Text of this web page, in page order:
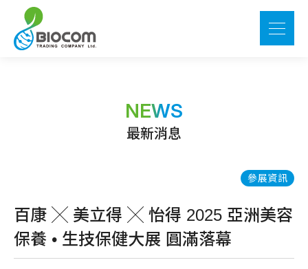
NEWS
最新消息
參展資訊
百康 ╳ 美立得 ╳ 怡得 2025 亞洲美容
保養 • 生技保健大展 圓滿落幕